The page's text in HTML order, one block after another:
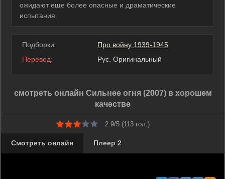
ожидают еще более опасные и драматические
испытания.
Подборки:
Про войну 1939-1945
Перевод:
Рус. Оригинальный
смотреть онлайн Сильнее огня (2007) в хорошем
качестве
2.9/5 (113 гол.)
Смотреть онлайн Плеер 2